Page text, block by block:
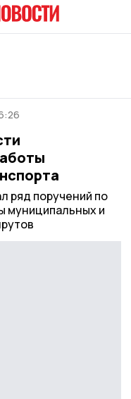
ряд поручений по
муниципальных и